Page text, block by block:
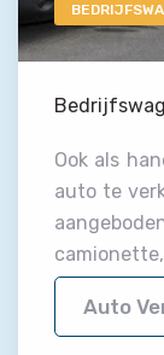
Ook als
auto te
Auto